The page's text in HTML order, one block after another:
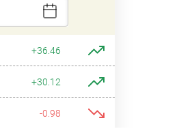
+36.46
+30.12
-0.98